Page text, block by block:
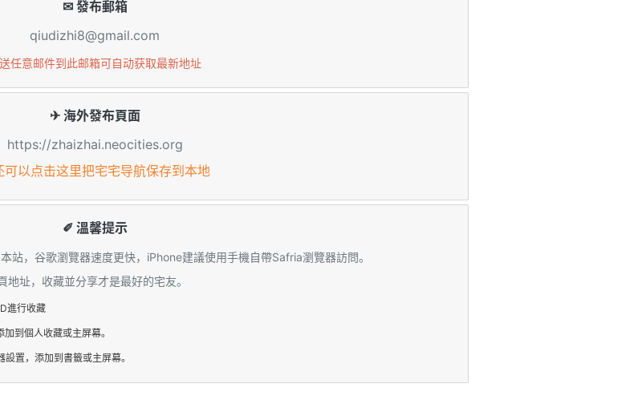
✉ 發布郵箱
qiudizhi8@gmail.com
任意邮件到此邮箱可自动获取最新地址
✈ 海外發布頁面
https://zhaizhai.neocities.org
可以点击这里把宅宅导航保存到本地
✐ 溫馨提示
站，谷歌瀏覽器速度更快，iPhone建議使用手機自帶Safria瀏覽器訪問。
址，收藏並分享才是最好的宅友。
進行收藏
加到個人收藏或主屏幕。
設置，添加到書籤或主屏幕。